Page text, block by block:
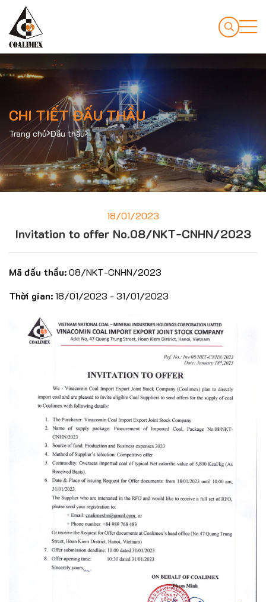
CHI TIẾT ĐẤU THẦU
Trang chủ Đấu thầu
18/01/2023
Invitation to offer No.08/NKT-CNHN/2023
Mã đấu thầu:08/NKT-CNHN/2023
Thời gian:18/01/2023 - 31/01/2023